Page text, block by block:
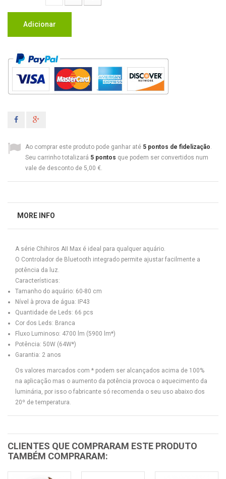
Adicionar
Ao comprar este produto pode ganhar até 5 pontos de fidelização
Seu carrinho totalizará 5 pontos que podem ser convertidos num
vale de desconto de 5,00 €
MORE INFO
A série Chihiros AII Max é ideal para qualquer aquário.
O Controlador de Bluetooth integrado permite ajustar facilmente a
potência da luz.
Características:
Tamanho do aquário: 60-80 cm
Nível à prova de água: IP43
Quantidade de Leds: 66 pcs
Cor dos Leds: Branca
Fluxo Luminoso: 4700 lm (5900 lm*)
Potência: 50W (64W*)
Garantia: 2 anos
Os valores marcados com * podem ser alcançados acima de 100%
na aplicação mas o aumento da potência provoca o aquecimento da
luminária, por isso o fabricante só recomenda o seu uso abaixo dos
20º de temperatura.
CLIENTES QUE COMPRARAM ESTE PRODUTO
TAMBÉM COMPRARAM: